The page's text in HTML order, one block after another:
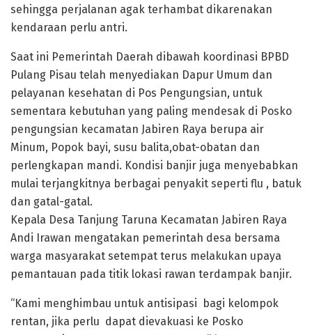
sehingga perjalanan agak terhambat dikarenakan
kendaraan perlu antri.
Saat ini Pemerintah Daerah dibawah koordinasi BPBD
Pulang Pisau telah menyediakan Dapur Umum dan
pelayanan kesehatan di Pos Pengungsian, untuk
sementara kebutuhan yang paling mendesak di Posko
pengungsian kecamatan Jabiren Raya berupa air
Minum, Popok bayi, susu balita,obat-obatan dan
perlengkapan mandi. Kondisi banjir juga menyebabkan
mulai terjangkitnya berbagai penyakit seperti flu , batuk
dan gatal-gatal.
Kepala Desa Tanjung Taruna Kecamatan Jabiren Raya
Andi Irawan mengatakan pemerintah desa bersama
warga masyarakat setempat terus melakukan upaya
pemantauan pada titik lokasi rawan terdampak banjir.
“Kami menghimbau untuk antisipasi bagi kelompok
rentan, jika perlu dapat dievakuasi ke Posko